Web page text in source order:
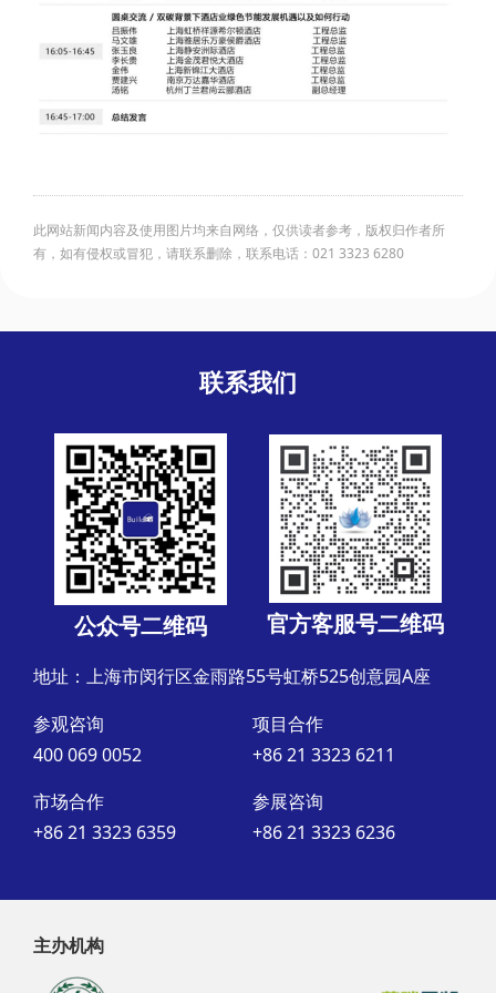
此网站新闻内容及使用图片均来自网络，仅供读者参考，版权归作者所
有，如有侵权或冒犯，请联系删除，联系电话：021 3323 6280
联系我们
公众号二维码 官方客服号二维码
地址：上海市闵行区金雨路55号虹桥525创意园A座
参观咨询
400 069 0052
项目合作
+86 21 3323 6211
市场合作
+86 21 3323 6359
参展咨询
+86 21 3323 6236
主办机构